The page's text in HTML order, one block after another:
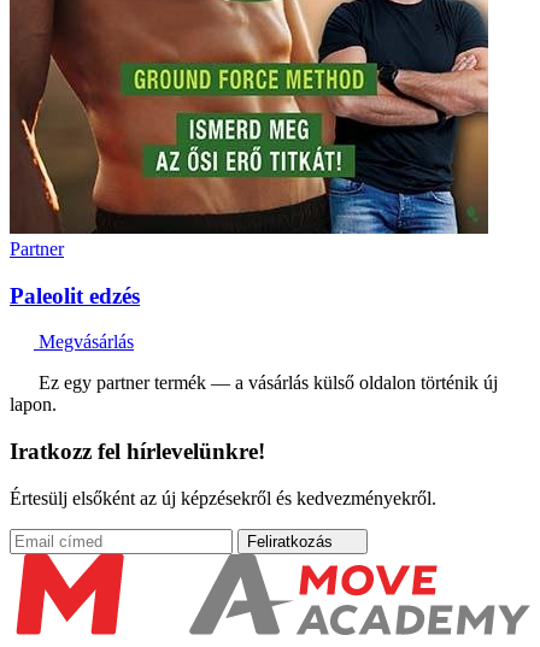
Partner
Paleolit edzés
Megvásárlás
Ez egy partner termék — a vásárlás külső oldalon történik új
lapon.
Iratkozz fel hírlevelünkre!
Értesülj elsőként az új képzésekről és kedvezményekről.
Feliratkozás